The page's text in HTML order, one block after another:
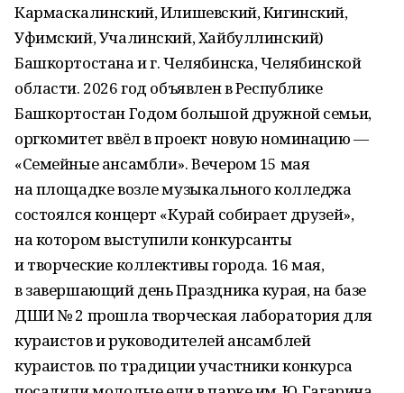
Кармаскалинский, Илишевский, Кигинский,
Уфимский, Учалинский, Хайбуллинский)
Башкортостана и г. Челябинска, Челябинской
области. 2026 год объявлен в Республике
Башкортостан Годом большой дружной семьи,
оргкомитет ввёл в проект новую номинацию —
«Семейные ансамбли». Вечером 15 мая
на площадке возле музыкального колледжа
состоялся концерт «Курай собирает друзей»,
на котором выступили конкурсанты
и творческие коллективы города. 16 мая,
в завершающий день Праздника курая, на базе
ДШИ № 2 прошла творческая лаборатория для
кураистов и руководителей ансамблей
кураистов. по традиции участники конкурса